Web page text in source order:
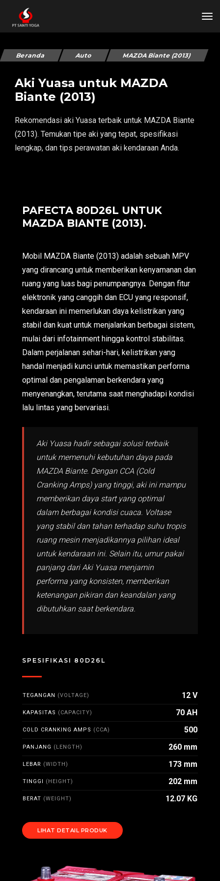
Beranda Auto MAZDA Biante (2013)
Aki Yuasa untuk MAZDA
Biante (2013)
Rekomendasi aki Yuasa terbaik untuk MAZDA Biante
(2013). Temukan tipe aki yang tepat, spesifikasi
lengkap, dan tips perawatan aki kendaraan Anda.
PAFECTA 80D26L UNTUK
MAZDA BIANTE (2013).
Mobil MAZDA Biante (2013) adalah sebuah MPV
yang dirancang untuk memberikan kenyamanan dan
ruang yang luas bagi penumpangnya. Dengan fitur
elektronik yang canggih dan ECU yang responsif,
kendaraan ini memerlukan daya kelistrikan yang
stabil dan kuat untuk menjalankan berbagai sistem,
mulai dari infotainment hingga kontrol stabilitas.
Dalam perjalanan sehari-hari, kelistrikan yang
handal menjadi kunci untuk memastikan performa
optimal dan pengalaman berkendara yang
menyenangkan, terutama saat menghadapi kondisi
lalu lintas yang bervariasi.
Aki Yuasa hadir sebagai solusi terbaik
untuk memenuhi kebutuhan daya pada
MAZDA Biante. Dengan CCA (Cold
Cranking Amps) yang tinggi, aki ini mampu
memberikan daya start yang optimal
dalam berbagai kondisi cuaca. Voltase
yang stabil dan tahan terhadap suhu tropis
ruang mesin menjadikannya pilihan ideal
untuk kendaraan ini. Selain itu, umur pakai
panjang dari Aki Yuasa menjamin
performa yang konsisten, memberikan
ketenangan pikiran dan keandalan yang
dibutuhkan saat berkendara.
SPESIFIKASI 80D26L
TEGANGAN (VOLTAGE) 12 V
KAPASITAS (CAPACITY) 70 AH
COLD CRANKING AMPS (CCA) 500
PANJANG (LENGTH) 260 mm
LEBAR (WIDTH) 173 mm
TINGGI (HEIGHT) 202 mm
BERAT (WEIGHT) 12.07 KG
LIHAT DETAIL PRODUK